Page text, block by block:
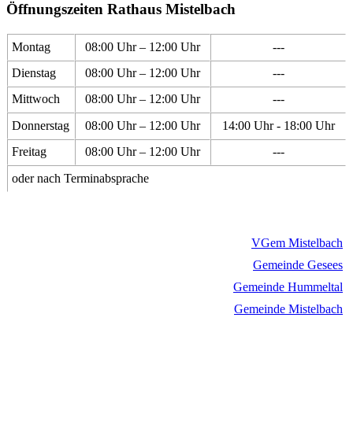
Öffnungszeiten Rathaus Mistelbach
Montag 08:00 Uhr – 12:00 Uhr
---
Dienstag
08:00 Uhr – 12:00 Uhr
---
Mittwoch
08:00 Uhr – 12:00 Uhr
---
Donnerstag
08:00 Uhr – 12:00 Uhr
14:00 Uhr - 18:00 Uhr
Freitag
08:00 Uhr – 12:00 Uhr
---
oder nach Terminabsprache
VGem Mistelbach
Gemeinde Gesees
Gemeinde Hummeltal
Gemeinde Mistelbach